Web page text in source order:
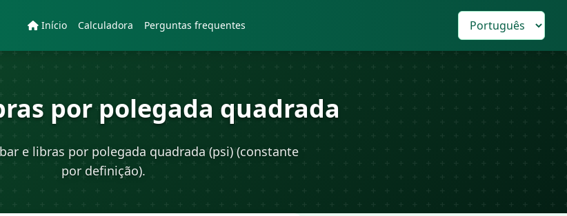
Início Calculadora Perguntas frequentes
por polegada quadrada
e libras por polegada quadrada (psi) (constante
por definição).